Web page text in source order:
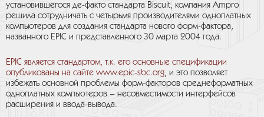
установившегося де-факто стандарта Biscuit, компания Ampro
решила сотрудничать с четырьмя производителями одноплатных
компьютеров для создания стандарта нового форм-фактора,
названного EPIC и представленного 30 марта 2004 года.
EPIC является стандартом, т.к. его основные спецификации
опубликованы на сайтеwww.epic-sbc.org, и это позволяет
избежать основной проблемы форм-факторов среднеформатных
одноплатных компьютеров – несовместимости интерфейсов
расширения и ввода-вывода.